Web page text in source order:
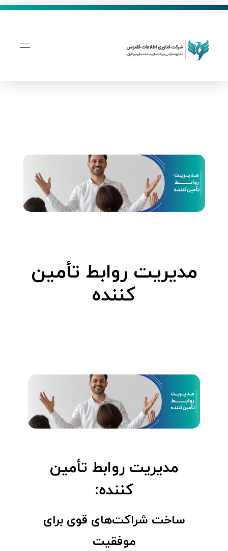
م
د
ی
ت
ط
مدیریت روابط تأمین‌
کننده
مدیریت روابط تأمین‌
کننده:
ساخت شراکت‌های قوی برای
موفقیت